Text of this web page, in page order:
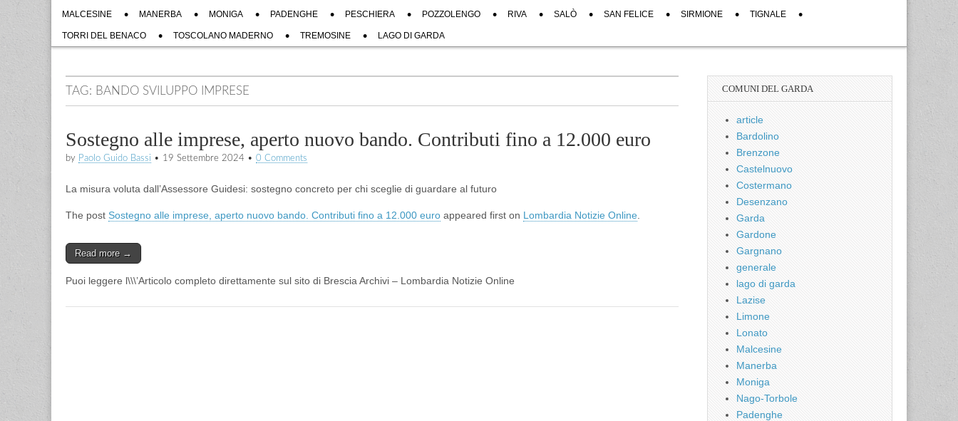
MALCESINE MANERBA MONIGA PADENGHE PESCHIERA POZZOLENGO RIVA SALÒ SAN FELICE SIRMIONE TIGNALE
TORRI DEL BENACO TOSCOLANO MADERNO TREMOSINE LAGO DI GARDA
TAG: BANDO SVILUPPO IMPRESE
Sostegno alle imprese, aperto nuovo bando. Contributi fino a 12.000 euro
by Paolo Guido Bassi • 19 Settembre 2024 • 0 Comments
La misura voluta dall’Assessore Guidesi: sostegno concreto per chi sceglie di guardare al futuro
The post Sostegno alle imprese, aperto nuovo bando. Contributi fino a 12.000 euro appeared first on Lombardia Notizie Online
Read more →
Puoi leggere l\\\’Articolo completo direttamente sul sito di Brescia Archivi – Lombardia Notizie Online
COMUNI DEL GARDA
article
Bardolino
Brenzone
Castelnuovo
Costermano
Desenzano
Garda
Gardone
Gargnano
generale
lago di garda
Lazise
Limone
Lonato
Malcesine
Manerba
Moniga
Nago-Torbole
Padenghe